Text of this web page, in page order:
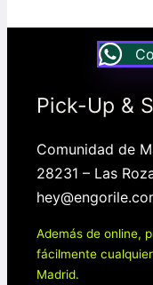
Pick-Up &
Comunidad de
28231 – Las
Además de online,
fácilmente
Madrid.